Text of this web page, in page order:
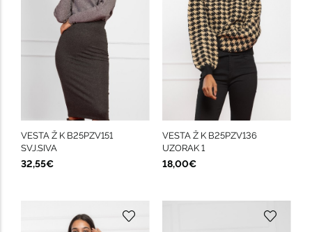
VESTA Ž K B25PZV151
SVJ.SIVA
32,55€
VESTA Ž K B25PZV136
UZORAK 1
18,00€